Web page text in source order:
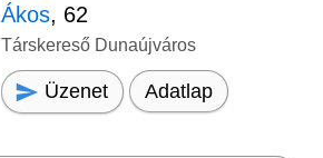
Ákos, 62
Társkereső Dunaújváros
Üzenet Adatlap